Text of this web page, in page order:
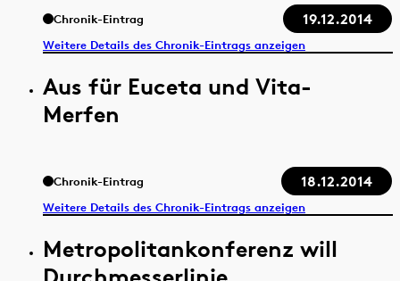
Chronik-Eintrag 19.12.2014
Weitere Details des Chronik-Eintrags anzeigen
Aus für Euceta und Vita-
Merfen
Chronik-Eintrag 18.12.2014
Weitere Details des Chronik-Eintrags anzeigen
Metropolitankonferenz will